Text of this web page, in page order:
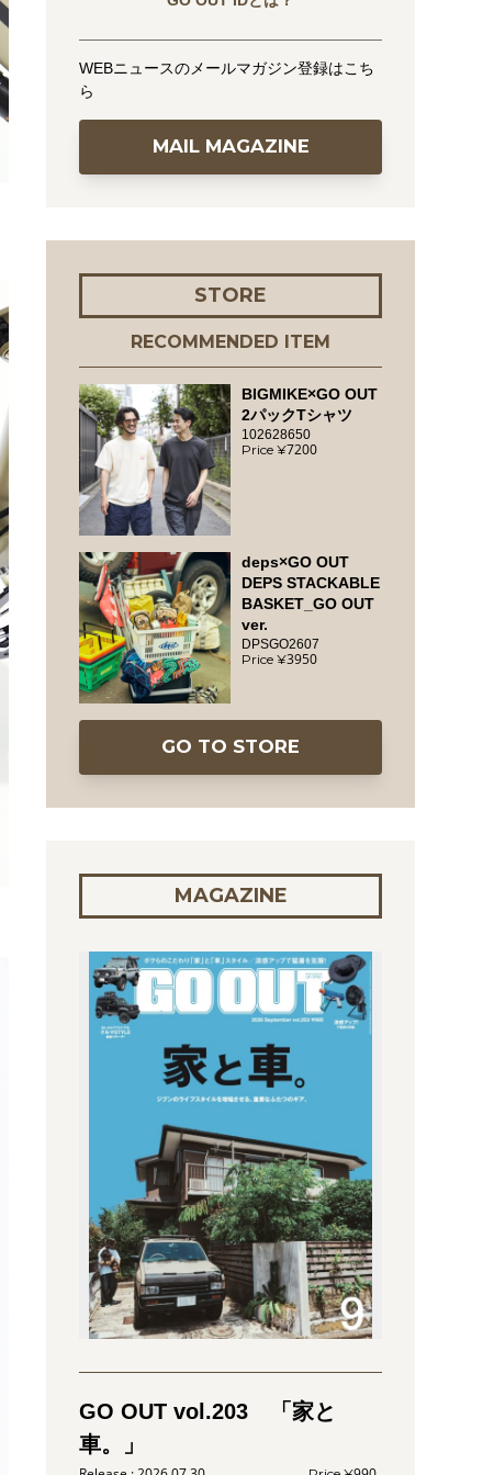
WEBニュースのメールマガジン登録はこち
ら
MAIL MAGAZINE
STORE
RECOMMENDED ITEM
BIGMIKE×GO OUT
2パックTシャツ
102628650
7200
deps×GO OUT
DEPS STACKABLE
BASKET_GO OUT
ver.
DPSGO2607
3950
GO TO STORE
MAGAZINE
GO OUT vol.203 「家と
車。」